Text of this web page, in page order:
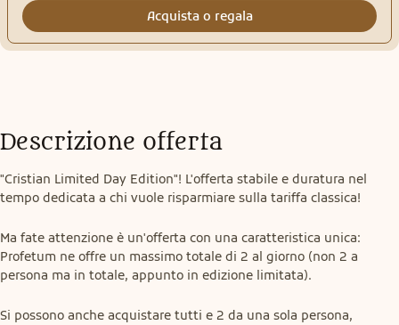
Acquista o regala
Descrizione offerta
"Cristian Limited Day Edition"! L'offerta stabile e duratura nel
tempo dedicata a chi vuole risparmiare sulla tariffa classica!
Ma fate attenzione è un'offerta con una caratteristica unica:
Profetum ne offre un massimo totale di 2 al giorno (non 2 a
persona ma in totale, appunto in edizione limitata).
Si possono anche acquistare tutti e 2 da una sola persona,